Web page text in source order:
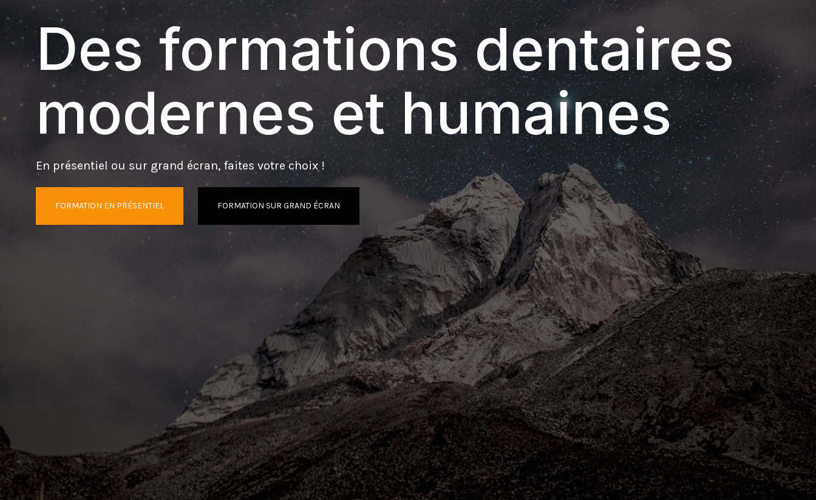
Des formations dentaires
modernes et humaines
En présentiel ou sur grand écran, faites votre choix !
FORMATION EN PRÉSENTIEL FORMATION SUR GRAND ÉCRAN